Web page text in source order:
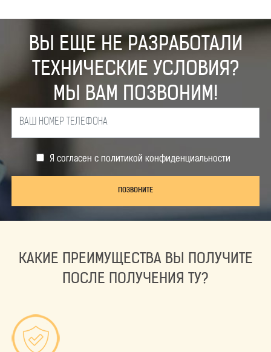
ВЫ ЕЩЕ НЕ РАЗРАБОТАЛИ
ТЕХНИЧЕСКИЕ УСЛОВИЯ?
МЫ ВАМ ПОЗВОНИМ!
Я согласен с политикой конфиденциальности
ПОЗВОНИТЕ
КАКИЕ ПРЕИМУЩЕСТВА ВЫ ПОЛУЧИТЕ
ПОСЛЕ ПОЛУЧЕНИЯ ТУ?